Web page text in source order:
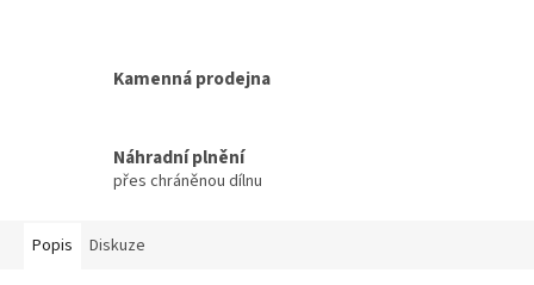
Kamenná prodejna
Náhradní plnění
přes chráněnou dílnu
Popis Diskuze